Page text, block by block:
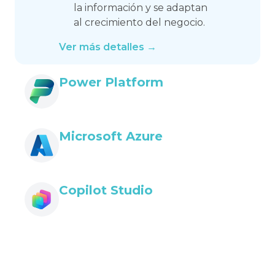
la información y se adaptan
al crecimiento del negocio.
Ver más detalles →
Power Platform
Microsoft Azure
Copilot Studio